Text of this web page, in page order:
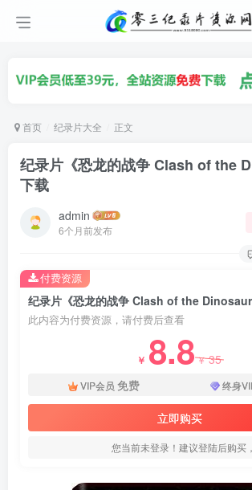
首页 纪录片大全 正文
纪录片《恐龙的战争 Clash of the
下载
admin
6个月前发布
纪录片《恐龙的战争 Clash of the
此内容为付费资源，请付费后查看
￥ 8.8￥35
VIP会员 免费 终身
立即购买
您当前未登录！建议登陆后购买
付费资源